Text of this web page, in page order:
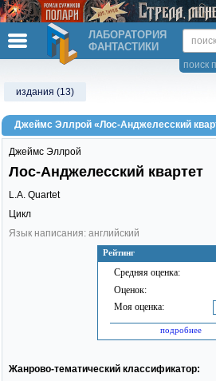
ЛАБОРАТОРИЯ
ФАНТАСТИКИ
поиск
издания (13)
Джеймс Эллрой «Лос-Анджелесский
Рейтинг
Средняя оценка:
Оценок:
Моя оценка:
подробнее
Джеймс Эллрой
Лос-Анджелесский квартет
L.A. Quartet
Цикл
Язык написания: английский
Жанрово-тематический классификатор: